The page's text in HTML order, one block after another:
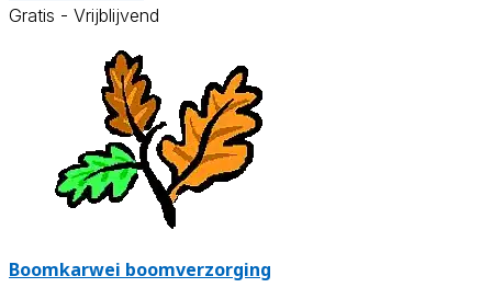
Gratis - Vrijblijvend
Boomkarwei boomverzorging